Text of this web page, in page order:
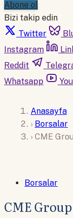
Abone ol
Bizi takip edin
Twitter
Instagram
Reddit
Whatsapp
Anasayfa
› Borsalar
› CME
Borsalar
CME Group